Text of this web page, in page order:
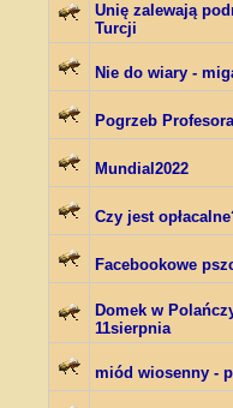
Unię zalewają
Turcji
Nie do wiary -
Pogrzeb
Mundial2022
Czy jest
Facebookowe
Domek w
11sierpnia
miód wiosenny -